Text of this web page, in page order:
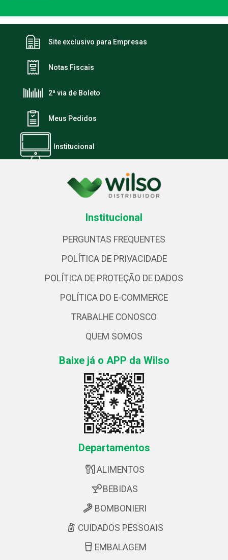
Site exclusivo para Empresas
Notas Fiscais
2ª via de Boleto
Meus Pedidos
Institucional
Institucional
PERGUNTAS FREQUENTES
POLÍTICA DE PRIVACIDADE
POLÍTICA DE PROTEÇÃO DE DADOS
POLÍTICA DO E-COMMERCE
TRABALHE CONOSCO
QUEM SOMOS
Baixe já o APP da Wilso
Departamentos
ALIMENTOS
BEBIDAS
BOMBONIERI
CUIDADOS PESSOAIS
EMBALAGEM